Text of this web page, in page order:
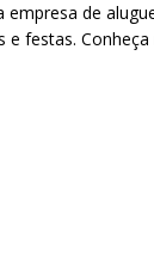
empresa de
e festas.